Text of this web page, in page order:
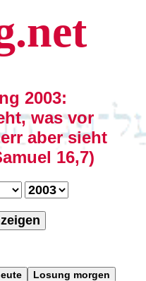
2003:
was vor
aber sieht
16,7)
Losung morgen